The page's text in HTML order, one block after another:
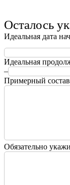
Осталось
Идеальная дата
Идеальная
–
Примерный
Обязательно